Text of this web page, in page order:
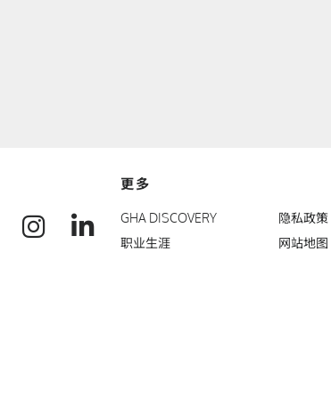
FacebookInstagram
LinkedIn
更多
GHA DISCOVERY
职业生涯
隐私政策
网站地图